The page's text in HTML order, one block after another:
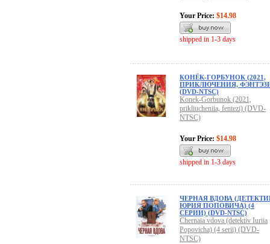
Your Price: $14.98
shipped in 1-3 days
КОНЁК-ГОРБУНОК (2021,
ПРИКЛЮЧЕНИЯ,
(DVD-NTSC)
Konek-Gorbunok (2021,
prikliucheniia, fentezi) (DVD-
NTSC)
Your Price: $14.98
shipped in 1-3 days
ЧЕРНАЯ ВДОВА
ЮРИЯ ПОПОВИЧА) (4
СЕРИИ) (DVD-NTSC)
Chernaia vdova (detektiv Iuriia
Popovicha) (4 serii) (DVD-
NTSC)